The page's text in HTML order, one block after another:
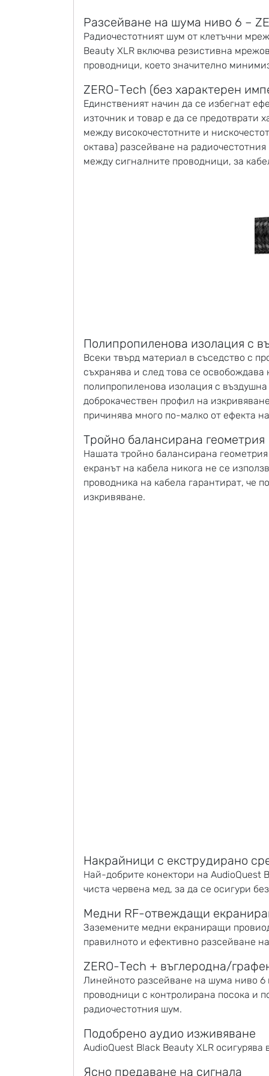
Разсейване на шума ниво 6 –
Радиочестотният шум от клетъчни
Beauty XLR включва резистивна
проводници, което значително
ZERO-Tech (без характерен
Единственият начин да се избегнат
източник и товар е да се предотврати
между високочестотните и
октава) разсейване на
между сигналните проводници, за
Полипропиленова изолация с
Всеки твърд материал в съседство с
съхранява и след това се
полипропиленова изолация с
доброкачествен профил на
причинява много по-малко от ефекта
Тройно балансирана геометрия
Нашата тройно балансирана
екранът на кабела никога не се
проводника на кабела гарантират, че
изкривяване.
Накрайници с екструдирано
Най-добрите конектори на AudioQuest
чиста червена мед, за да се осигури
Медни RF-отвеждащи
Заземените медни екраниращи
правилното и ефективно разсейване
ZERO-Tech + въглеродна/
Линейното разсейване на шума ниво 6
проводници с контролирана посока и
радиочестотния шум.
Подобрено аудио изживяване
AudioQuest Black Beauty XLR
Ясно предаване на сигнала